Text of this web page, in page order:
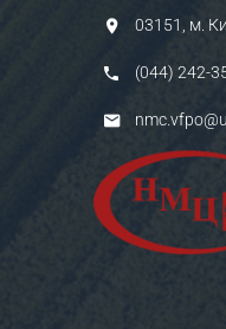
03151, м.
(044) 242-